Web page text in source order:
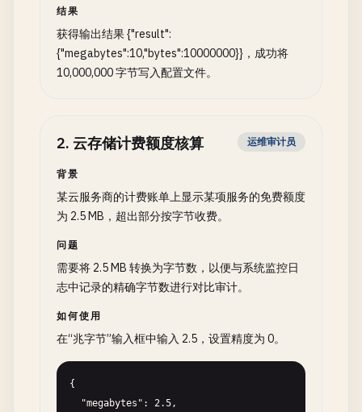
结果
获得输出结果 {"result":
{"megabytes":10,"bytes":10000000}}，成功将
10,000,000 字节写入配置文件。
2. 云存储计费额度核算 运维审计员
背景
某云服务商的计费账单上显示某项服务的免费额度
为 2.5 MB，超出部分按字节收费。
问题
需要将 2.5 MB 转换为字节数，以便与系统监控日
志中记录的精确字节数进行对比审计。
如何使用
在“兆字节”输入框中输入 2.5，设置精度为 0。
{